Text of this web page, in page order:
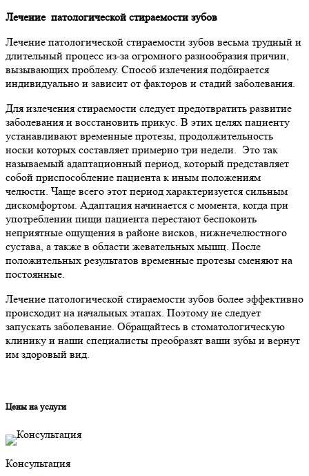
Лечение патологической стираемости зубов
Лечение патологической стираемости зубов весьма трудный и
длительный процесс из-за огромного разнообразия причин,
вызывающих проблему. Способ излечения подбирается
индивидуально и зависит от факторов и стадий заболевания.
Для излечения стираемости следует предотвратить развитие
заболевания и восстановить прикус. В этих целях пациенту
устанавливают временные протезы, продолжительность
носки которых составляет примерно три недели. Это так
называемый адаптационный период, который представляет
собой приспособление пациента к иным положениям
челюсти. Чаще всего этот период характеризуется сильным
дискомфортом. Адаптация начинается с момента, когда при
употреблении пищи пациента перестают беспокоить
неприятные ощущения в районе висков, нижнечелюстного
сустава, а также в области жевательных мышц. После
положительных результатов временные протезы сменяют на
постоянные.
Лечение патологической стираемости зубов более эффективно
происходит на начальных этапах. Поэтому не следует
запускать заболевание. Обращайтесь в стоматологическую
клинику и наши специалисты преобразят ваши зубы и вернут
им здоровый вид.
Цены на услуги
Консультация